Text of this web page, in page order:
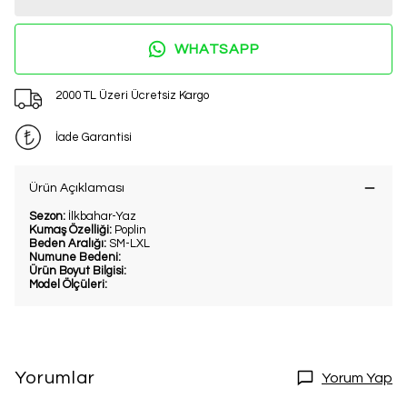
WHATSAPP
2000 TL Üzeri Ücretsiz Kargo
İade Garantisi
Ürün Açıklaması
Sezon: İlkbahar-Yaz
Kumaş Özelliği: Poplin
Beden Aralığı: SM-LXL
Numune Bedeni:
Ürün Boyut Bilgisi:
Model Ölçüleri:
Yorumlar Yorum Yap